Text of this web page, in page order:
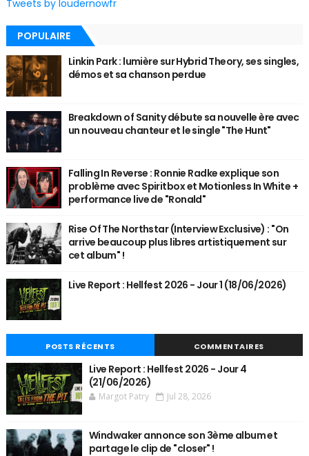
Tweets by loudernowfr
POPULAIRE
Linkin Park : lumière sur Hybrid Theory, ses singles,
démos et sa chanson perdue
Breakdown of Sanity débute sa nouvelle ère avec
un nouveau chanteur et le single "The Hunt"
Falling In Reverse : Ronnie Radke explique son
problème avec Spiritbox et Motionless In White +
performance live de "Ronald"
Rise Of The Northstar (Interview Exclusive) : "On
arrive beaucoup plus libres artistiquement sur
cet album" !
Live Report : Hellfest 2026 - Jour 1 (18/06/2026)
POSTS RÉCENTS COMMENTAIRES
Live Report : Hellfest 2026 - Jour 4
(21/06/2026)
Margot Patry Jul 28, 2026
Windwaker annonce son 3ème album et
partage le clip de "closer" !